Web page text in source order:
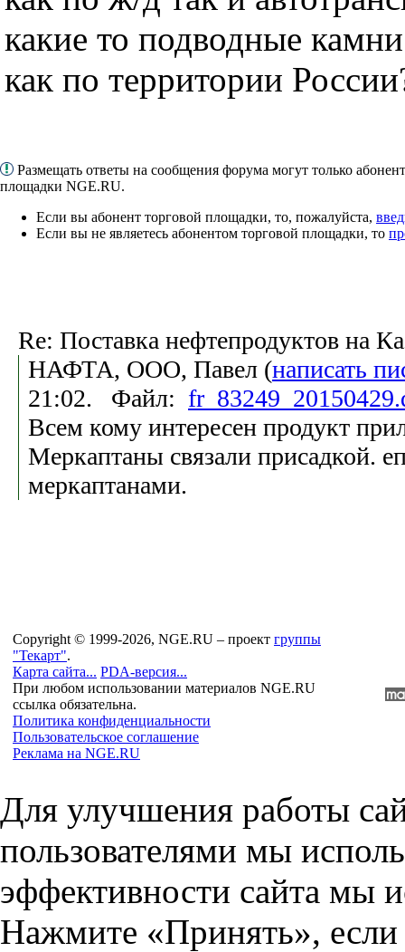
какие то подводные
как по территории
Размещать ответы на сообщения форума могут только
площадки NGE.RU.
Если вы абонент торговой площадки, то, пожалуйста,
Если вы не являетесь абонентом торговой площадки, то
Re: Поставка нефтепродуктов на
НАФТА, ООО, Павел (написать
21:02. Файл:
Всем кому интересен продукт
Меркаптаны связали присадкой.
меркаптанами.
Copyright © 1999-2026, NGE.RU – проект группы
"Текарт".
Карта сайта... PDA-версия...
При любом использовании материалов NGE.RU
ссылка обязательна.
Политика конфиденциальности
Пользовательское соглашение
Реклама на NGE.RU
Для улучшения работы
пользователями мы
эффективности сайта мы
Нажмите «Принять», если